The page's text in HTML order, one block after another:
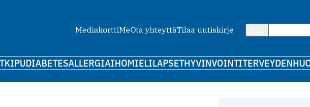
MediakorttiMeOta yhteyttäTilaa uutiskirje
KIPUDIABETESALLERGIAIHOMIELILAPSETHYVINVOINTI